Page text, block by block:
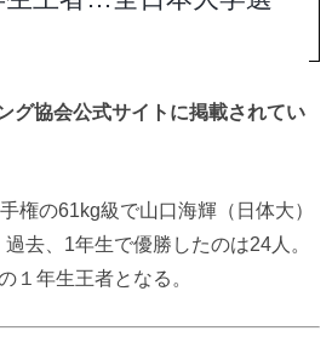
グ協会公式サイトに掲載されてい
権の61kg級で山口海輝（日体大）
去、1年生で優勝したのは24人。
１年生王者となる。